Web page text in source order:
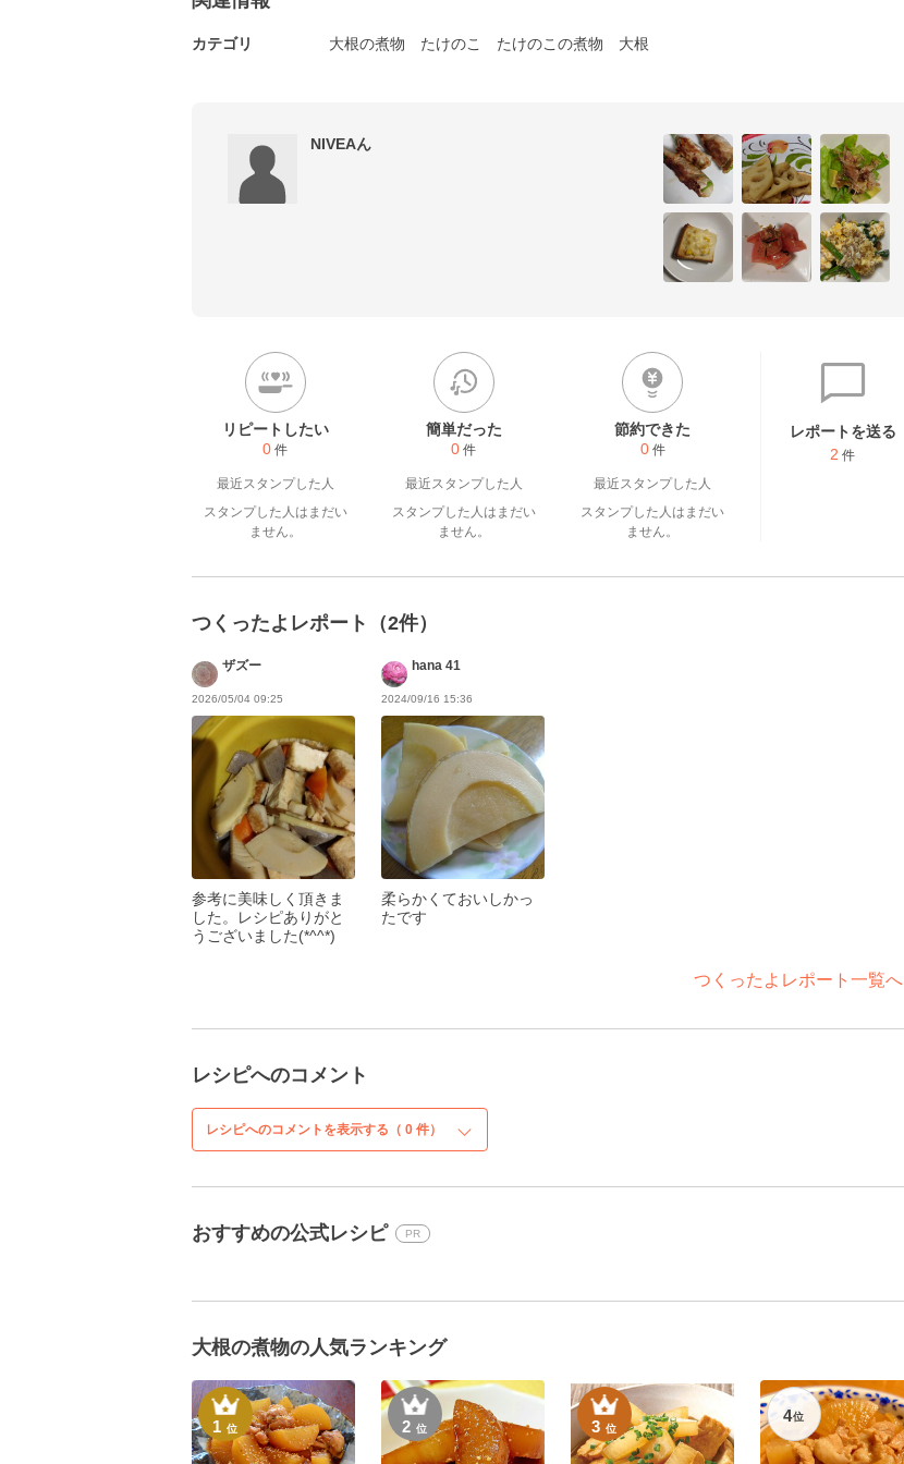
カテゴリ 大根の煮物 たけのこ たけのこの煮物 大根
NIVEAん
リピートしたい
0 件
最近スタンプした人
スタンプした人はまだい
ません。
簡単だった
0 件
最近スタンプした人
スタンプした人はまだい
ません。
節約できた
0 件
最近スタンプした人
スタンプした人はまだい
ません。
レポートを送る
2 件
つくったよレポート（2件）
ザズー
2026/05/04 09:25
参考に美味しく頂きま
した。レシピありがと
うございました(*^^*)
hana 41
2024/09/16 15:36
柔らかくておいしかっ
たです
つくったよレポート一覧へ
レシピへのコメント
レシピへのコメントを表示する（ 0 件）
おすすめの公式レシピ PR
大根の煮物の人気ランキング
1位 2位 3位
4位